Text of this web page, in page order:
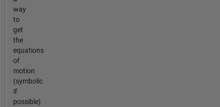
way
to
get
the
equations
of
motion
(symbolic
if
possible)